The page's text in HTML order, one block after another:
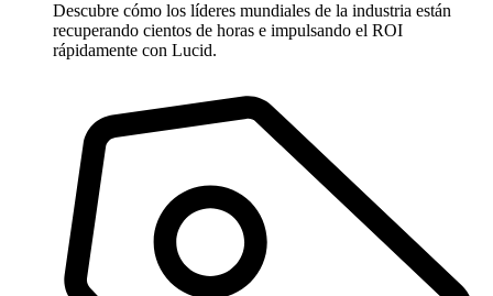
Descubre cómo los líderes mundiales de la industria están
recuperando cientos de horas e impulsando el ROI
rápidamente con Lucid.